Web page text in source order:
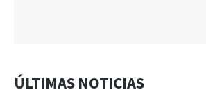
ÚLTIMAS NOTICIAS